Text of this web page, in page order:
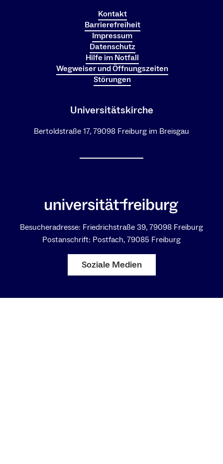
Kontakt
Barrierefreiheit
Impressum
Datenschutz
Hilfe im Notfall
Wegweiser und Öffnungszeiten
Störungen
Universitätskirche
Bertoldstraße 17, 79098 Freiburg im Breisgau
Besucheradresse: Friedrichstraße 39, 79098 Freiburg
Postanschrift: Postfach, 79085 Freiburg
Soziale Medien